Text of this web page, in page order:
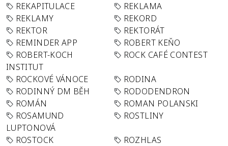
REKAPITULACE
REKLAMA
REKLAMY
REKORD
REKTOR
REKTORÁT
REMINDER APP
ROBERT KEŇO
ROBERT-KOCH
INSTITUT
ROCK CAFÉ CONTEST
ROCKOVÉ VÁNOCE
RODINA
RODINNÝ DM BĚH
RODODENDRON
ROMÁN
ROMAN POLANSKI
ROSAMUND
LUPTONOVÁ
ROSTLINY
ROSTOCK
ROZHLAS